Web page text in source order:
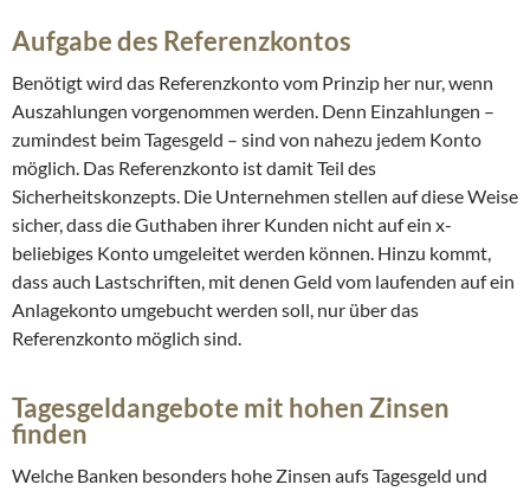
Aufgabe des Referenzkontos
Benötigt wird das Referenzkonto vom Prinzip her nur, wenn
Auszahlungen vorgenommen werden. Denn Einzahlungen –
zumindest beim Tagesgeld – sind von nahezu jedem Konto
möglich. Das Referenzkonto ist damit Teil des
Sicherheitskonzepts. Die Unternehmen stellen auf diese Weise
sicher, dass die Guthaben ihrer Kunden nicht auf ein x-
beliebiges Konto umgeleitet werden können. Hinzu kommt,
dass auch Lastschriften, mit denen Geld vom laufenden auf ein
Anlagekonto umgebucht werden soll, nur über das
Referenzkonto möglich sind.
Tagesgeldangebote mit hohen Zinsen
finden
Welche Banken besonders hohe Zinsen aufs Tagesgeld und